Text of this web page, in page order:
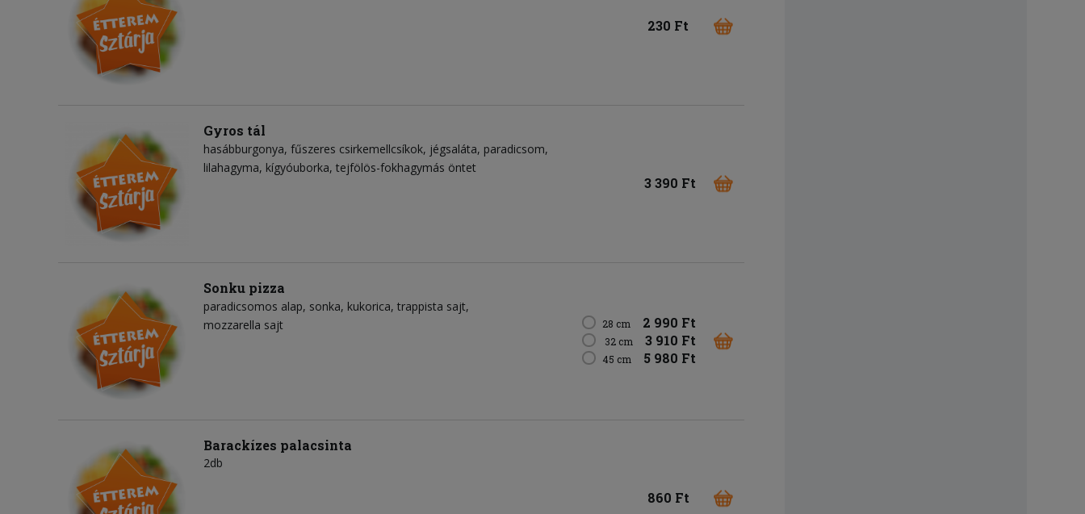
230 Ft
Gyros tál
hasábburgonya fűszeres csirkemellcsíkok jégsaláta paradicsom
lilahagyma kígyóuborka tejfölös-fokhagymás öntet
3 390 Ft
Sonku pizza
paradicsomos alap sonka kukorica trappista sajt
mozzarella sajt
28 cm 2 990 Ft
32 cm 3 910 Ft
45 cm 5 980 Ft
Barackízes palacsinta
2db
860 Ft